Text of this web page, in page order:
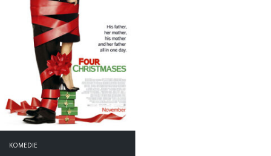
KOMEDIE